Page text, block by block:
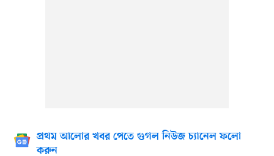
প্রথম আলোর খবর পেতে গুগল নিউজ চ্যানেল ফলো
করুন